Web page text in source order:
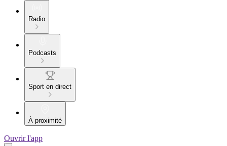
Radio
Podcasts
Sport en direct
À proximité
Ouvrir l'app